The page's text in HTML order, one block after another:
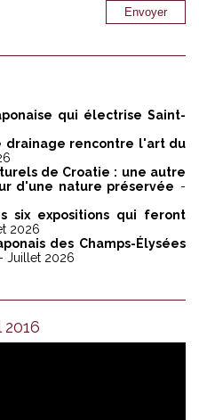
qui électrise Saint-
drainage rencontre l'art du
de Croatie : une autre
d'une nature préservée -
six expositions qui feront
2026
des Champs-Élysées
- Juillet 2026